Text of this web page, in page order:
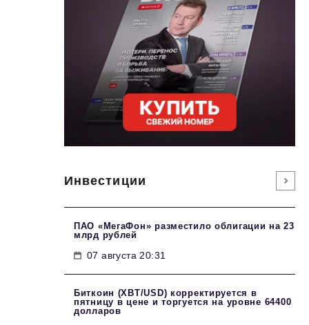
Инвестиции
ПАО «МегаФон» разместило облигации на 23
млрд рублей
07 августа 20:31
Биткоин (XBT/USD) корректируется в
пятницу в цене и торгуется на уровне 64400
долларов